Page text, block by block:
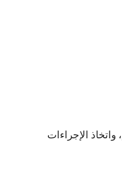
الإجراءات